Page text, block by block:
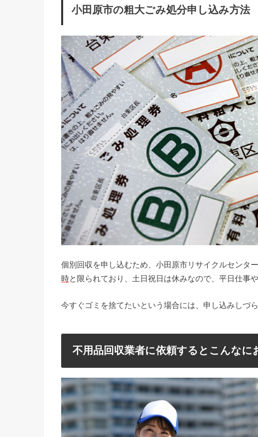
小田原市の粗大ごみ処分申し込み方法
個別回収を申し込むため、小田原市リサイクルセンタ
時と限られており、土日祝日は休みなので、平日仕事
今すぐゴミを捨てたいという場合には、申し込みしづら
不用品回収業者に依頼するとこんなに